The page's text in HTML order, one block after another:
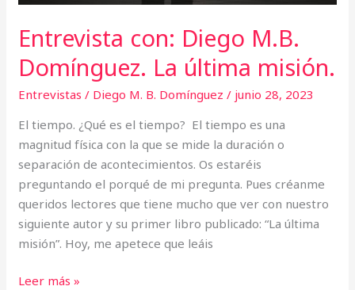
Entrevista con: Diego M.B.
Domínguez. La última misión.
Entrevistas / Diego M. B. Domínguez/ junio 28, 2023
El tiempo. ¿Qué es el tiempo? El tiempo es una
magnitud física con la que se mide la duración o
separación de acontecimientos. Os estaréis
preguntando el porqué de mi pregunta. Pues créanme
queridos lectores que tiene mucho que ver con nuestro
siguiente autor y su primer libro publicado: “La última
misión”. Hoy, me apetece que leáis
Leer más »